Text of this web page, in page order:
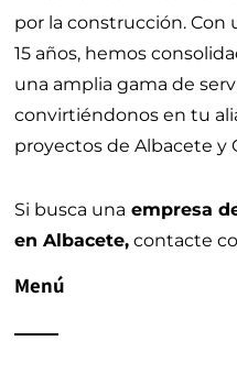
por la construcción. Con
15 años, hemos
una amplia gama de
convirtiéndonos en tu
proyectos de Albacete y
Si busca una empresa
en Albacete, contacte
Menú